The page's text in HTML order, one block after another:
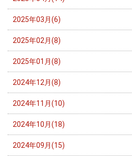
2025年03月(6)
2025年02月(8)
2025年01月(8)
2024年12月(8)
2024年11月(10)
2024年10月(18)
2024年09月(15)